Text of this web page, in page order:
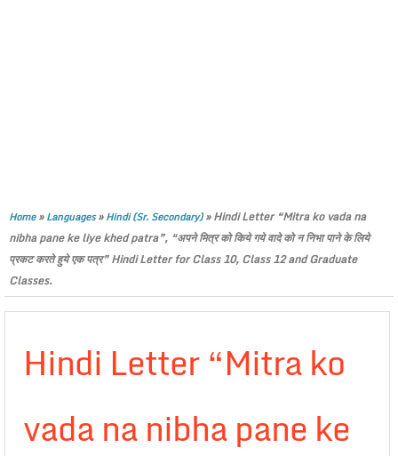
Home»Languages»Hindi (Sr. Secondary)»Hindi Letter “Mitra ko vada na
nibha pane ke liye khed patra”, “अपने मित्र को किये गये वादे को न निभा पाने के लिये
प्रकट करते हुये एक पत्र” Hindi Letter for Class 10, Class 12 and Graduate
Classes.
Hindi Letter “Mitra ko
vada na nibha pane ke